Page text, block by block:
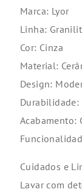
Marca: Lyor
Linha:
Cor: Cinza
Material:
Design:
Durabilidade:
Acabamento:
Cuidados e
Lavar com